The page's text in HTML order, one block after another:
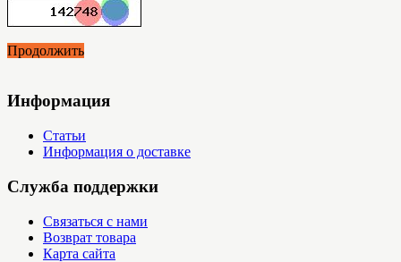
Продолжить
Информация
Статьи
Информация о доставке
Служба поддержки
Связаться с нами
Возврат товара
Карта сайта